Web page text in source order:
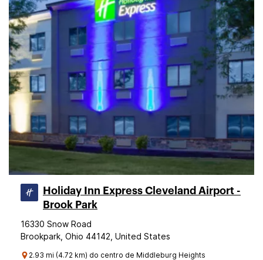
Holiday Inn Express Cleveland Airport -
Brook Park
16330 Snow Road
Brookpark, Ohio 44142, United States
2.93 mi (4.72 km) do centro de Middleburg Heights